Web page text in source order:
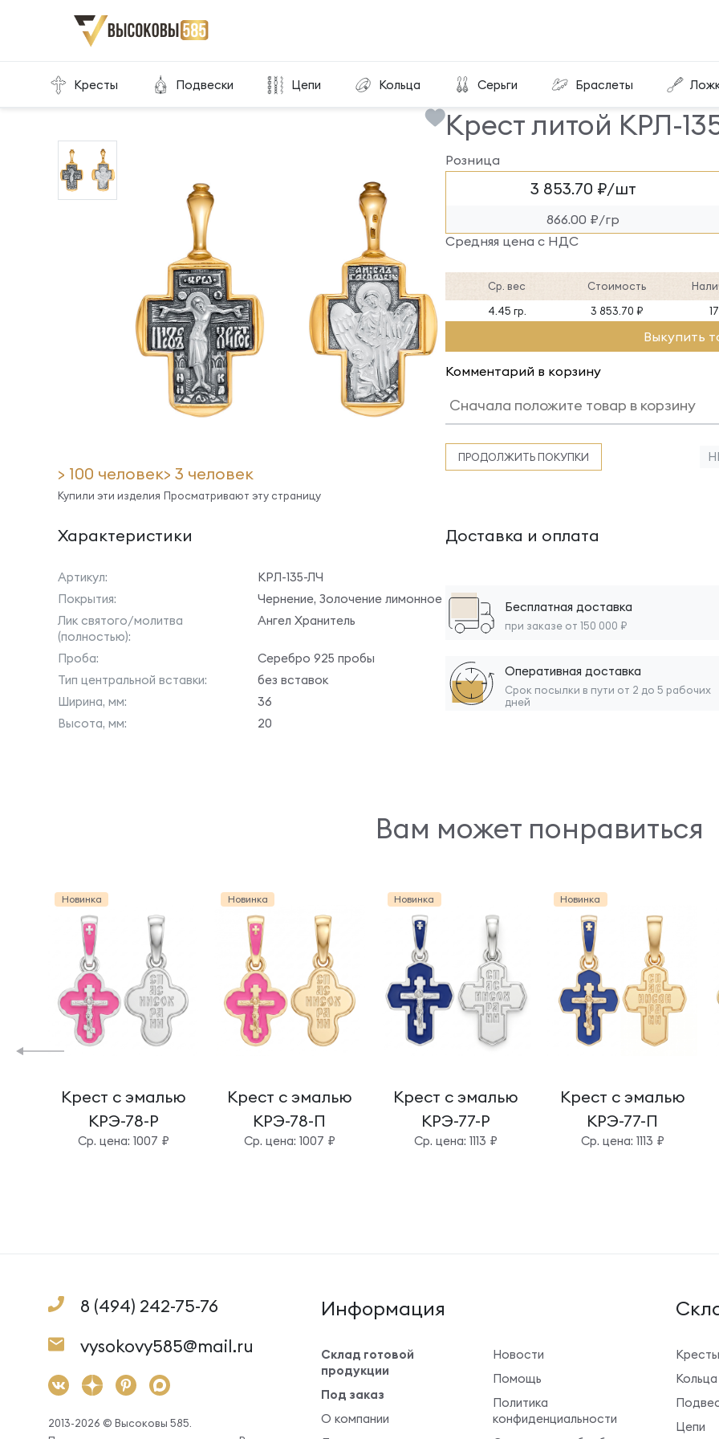
Кресты Подвески Цепи Кольца Серьги Браслеты
Главная Склад готовой продукции Крест литой КРЛ-135-ЛЧ
> 100 человек
Купили эти изделия
> 3 человек
Просматривают эту страницу
Крест литой КРЛ-
Розница
3 853.70 ₽/шт
866.00 ₽/гр
Средняя цена с НДС
Ср. вес Стоимость
4.45 гр.
3 853.70 ₽ 17
Выкупить
Комментарий в корзину
ПРОДОЛЖИТЬ ПОКУПКИ
Характеристики
Артикул:
КРЛ-135-ЛЧ
Покрытия:
Чернение, Золочение лимонное
Лик святого/молитва
(полностью):
Ангел Хранитель
Проба:
Серебро 925 пробы
Тип центральной вставки:
без вставок
Ширина, мм:
36
Высота, мм:
20
Доставка и оплата
Бесплатная доставка
при заказе от 150 000 ₽
Оперативная доставка
Срок посылки в пути от 2 до 5 рабочих
дней
Вам может понравиться
Новинка
Крест с эмалью
КРЭ-78-Р
Cр. цена: 1007 ₽
Новинка
Крест с эмалью
КРЭ-78-П
Cр. цена: 1007 ₽
Новинка
Крест с эмалью
КРЭ-77-Р
Cр. цена: 1113 ₽
Новинка
Крест с эмалью
КРЭ-77-П
Cр. цена: 1113 ₽
8 (494) 242-75-76
vysokovy585@mail.ru
2013-2026 © Высоковы 585.
Информация
Склад готовой
продукции
Под заказ
О компании
Новости
Помощь
Политика
конфиденциальности
Кресты
Кольца
Цепи